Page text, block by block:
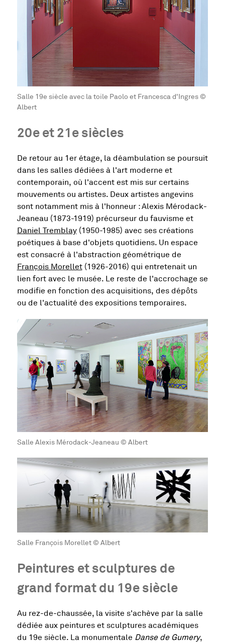
Salle 19e siècle avec la toile Paolo et Francesca d'Ingres ©
Albert
20e et 21e siècles
De retour au 1er étage, la déambulation se poursuit
dans les salles dédiées à l'art moderne et
contemporain, où l'accent est mis sur certains
mouvements ou artistes. Deux artistes angevins
sont notamment mis à l'honneur : Alexis Mérodack-
Jeaneau (1873-1919) précurseur du fauvisme et
Daniel Tremblay(1950-1985) avec ses créations
poétiques à base d'objets quotidiens. Un espace
est consacré à l'abstraction géométrique de
François Morellet(1926-2016) qui entretenait un
lien fort avec le musée. Le reste de l'accrochage se
modifie en fonction des acquisitions, des dépôts
ou de l'actualité des expositions temporaires.
Salle Alexis Mérodack-Jeaneau © Albert
Salle François Morellet © Albert
Peintures et sculptures de
grand format du 19e siècle
Au rez-de-chaussée, la visite s'achève par la salle
dédiée aux peintures et sculptures académiques
du 19e siècle. La monumentale Danse de Gumery,